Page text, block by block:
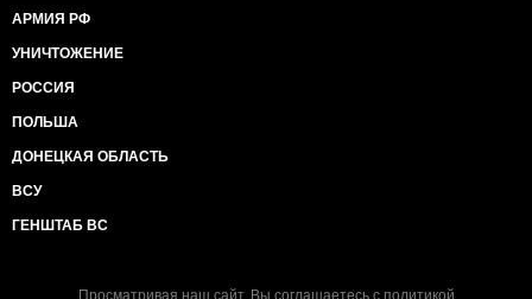
АРМИЯ РФ
УНИЧТОЖЕНИЕ
РОССИЯ
ПОЛЬША
ДОНЕЦКАЯ ОБЛАСТЬ
ВСУ
ГЕНШТАБ ВС
Просматривая наш сайт, Вы соглашаетесь с политикой